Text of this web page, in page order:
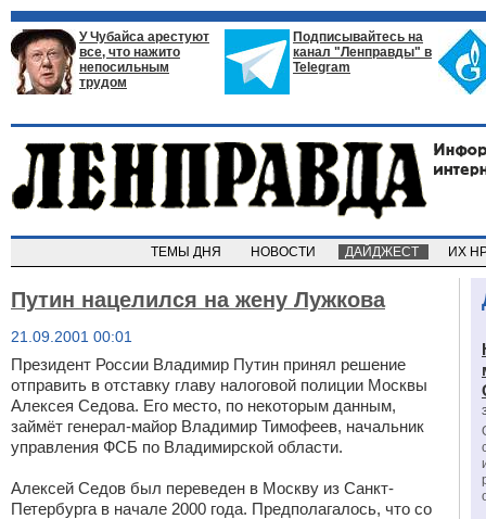
У Чубайса арестуют
все, что нажито
непосильным
трудом
Подписывайтесь на
канал "Ленправды" в
Telegram
ТЕМЫ ДНЯ НОВОСТИ ДАЙДЖЕСТ ИХ
Путин нацелился на жену Лужкова
21.09.2001 00:01
Президент России Владимир Путин принял решение
отправить в отставку главу налоговой полиции Москвы
Алексея Седова. Его место, по некоторым данным,
займёт генерал-майор Владимир Тимофеев, начальник
управления ФСБ по Владимирской области.
Алексей Седов был переведен в Москву из Санкт-
Петербурга в начале 2000 года. Предполагалось, что со